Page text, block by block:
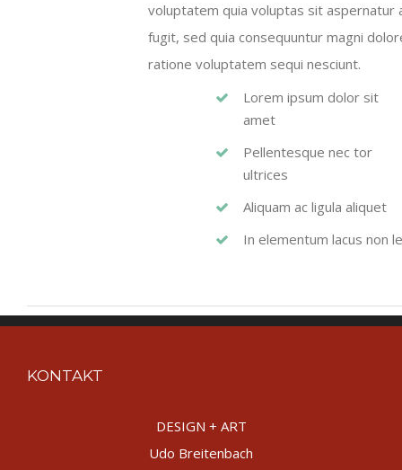
voluptatem quia voluptas sit aspernatur
fugit, sed quia consequuntur magni
ratione voluptatem sequi nesciunt.
Lorem ipsum dolor sit
amet
Pellentesque nec tor
ultrices
Aliquam ac ligula aliquet
In elementum lacus non
KONTAKT
DESIGN + ART
Udo Breitenbach